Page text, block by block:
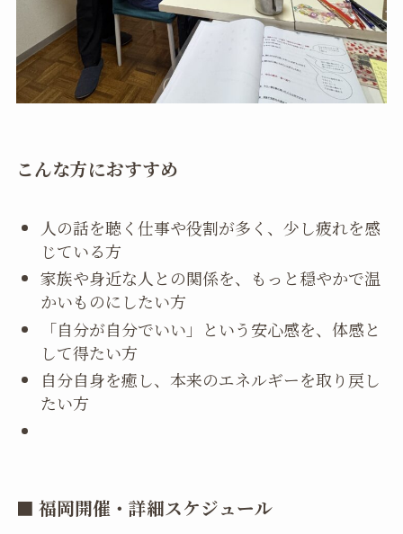
こんな方におすすめ
人の話を聴く仕事や役割が多く、少し疲れを感
じている方
家族や身近な人との関係を、もっと穏やかで温
かいものにしたい方
「自分が自分でいい」という安心感を、体感と
して得たい方
自分自身を癒し、本来のエネルギーを取り戻し
たい方
■ 福岡開催・詳細スケジュール